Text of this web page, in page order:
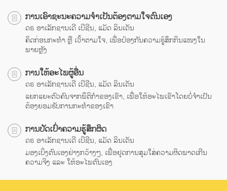
ການເອົາຊະນະຄວາມຈຳເປັນຕ້ອງຕາມໃຈຕົນເອງ
ດຣ ອາເລັກຊານເດີ ເບີຊີນ, ແມັດ ລິນເດັນ
ຄິດກ່ອນກະທຳ ຫຼື ເວົ້າຕາມໃຈ, ເພື່ອປ້ອງກັນຄວາມຮູ້ສຶກກິນແໜງໃນ
ພາຍຫຼັງ
ການໃຫ້ອະໄພຜູ້ອື່ນ
ດຣ ອາເລັກຊານເດີ ເບີຊີນ, ແມັດ ລິນເດັນ
ແຍກແຍະຕົວຄົນຈາກພຶຕິກຳຂອງເຂົາ, ເພື່ອໃຫ້ອະໄພເຂົາໂດຍບໍ່ຈຳເປັນ
ຕ້ອງຍອມຮັບການກະທຳຂອງເຂົາ
ການປັດເປົ່າຄວາມຮູ້ສຶກຜິດ
ດຣ ອາເລັກຊານເດີ ເບີຊີນ, ແມັດ ລິນເດັນ
ມອງເບິ່ງຕົນເອງຢ່າງກວ້າງໆ, ເພື່ອຢຸດການສຸມໃສ່ຄວາມຜິດພາດເກີນ
ຄວາມຈິງ ແລະ ໃຫ້ອະໄພຕົນເອງ